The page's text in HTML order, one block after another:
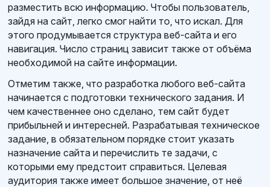
разместить всю информацию. Чтобы пользователь,
зайдя на сайт, легко смог найти то, что искал. Для
этого продумывается структура веб-сайта и его
навигация. Число страниц зависит также от объёма
необходимой на сайте информации.
Отметим также, что разработка любого веб-сайта
начинается с подготовки технического задания. И
чем качественнее оно сделано, тем сайт будет
прибыльней и интересней. Разрабатывая техническое
задание, в обязательном порядке стоит указать
назначение сайта и перечислить те задачи, с
которыми ему предстоит справиться. Целевая
аудитория также имеет большое значение, от неё